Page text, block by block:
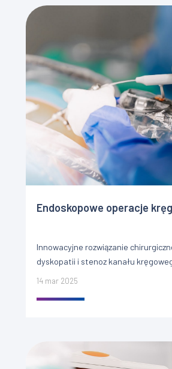
Endoskopowe operacje
Innowacyjne rozwiązanie
dyskopatii i stenoz kanału
ST MEDICAL CLINIC! Choroba
14 mar 2025